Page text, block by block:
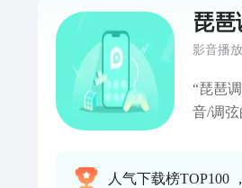
琵琶
影音播放
“琵琶
音/调
提供：
人气下载榜TOP100